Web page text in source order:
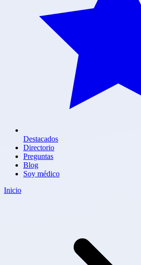
Destacados
Directorio
Preguntas
Blog
Soy médico
Inicio